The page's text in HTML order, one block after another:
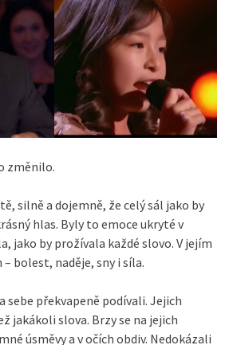
změnilo.
silně a dojemně, že celý sál jako by
hlas. Byly to emoce ukryté v
jako by prožívala každé slovo. V jejím
bolest, naděje, sny i síla.
sebe překvapeně podívali. Jejich
jakákoli slova. Brzy se na jejich
úsměvy a v očích obdiv. Nedokázali